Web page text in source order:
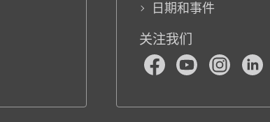
日期和事件
关注我们
FacebookYoutube